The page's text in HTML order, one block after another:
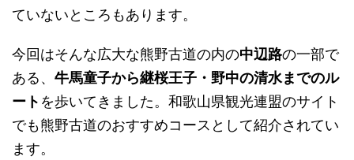
ていないところもあります。
今回はそんな広大な熊野古道の内の中辺路の一部で
ある、 牛馬童子から継桜王子・野中の清水までのル
ート を歩いてきました。和歌山県観光連盟のサイト
でも熊野古道のおすすめコースとして紹介されてい
ます。